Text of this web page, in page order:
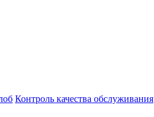
Контроль качества обслуживания